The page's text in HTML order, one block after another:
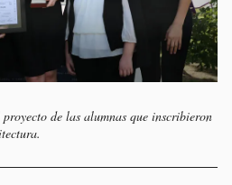
de las alumnas que inscribieron